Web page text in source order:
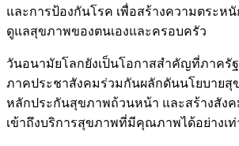
และการป้องกันโรค เพื่อสร้างความตระห
ดูแลสุขภาพของตนเองและครอบครัว
วันอนามัยโลกยังเป็นโอกาสสำคัญที่ภาครั
ภาคประชาสังคมร่วมกันผลักดันนโยบายสุ
หลักประกันสุขภาพถ้วนหน้า และสร้างสัง
เข้าถึงบริการสุขภาพที่มีคุณภาพได้อย่างเท่